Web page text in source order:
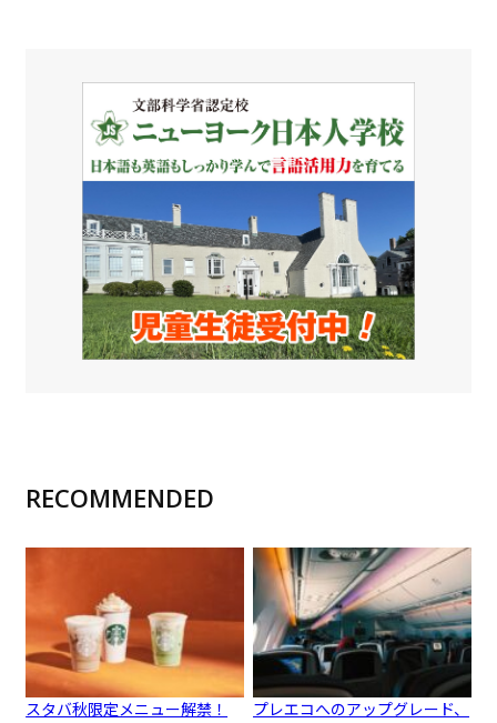
RECOMMENDED
スタバ秋限定メニュー解禁！
プレエコへのアップグレード、